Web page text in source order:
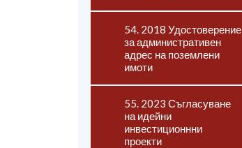
54. 2018 Удостоверение
за административен
адрес на поземлени
имоти
55. 2023 Съгласуване
на идейни
инвестиционнни
проекти